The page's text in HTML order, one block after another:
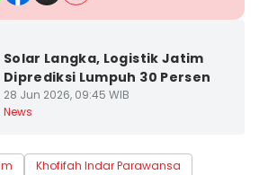
Solar Langka, Logistik Jatim
Diprediksi Lumpuh 30 Persen
28 Jun 2026, 09:45 WIB
News
Khofifah Indar Parawansa